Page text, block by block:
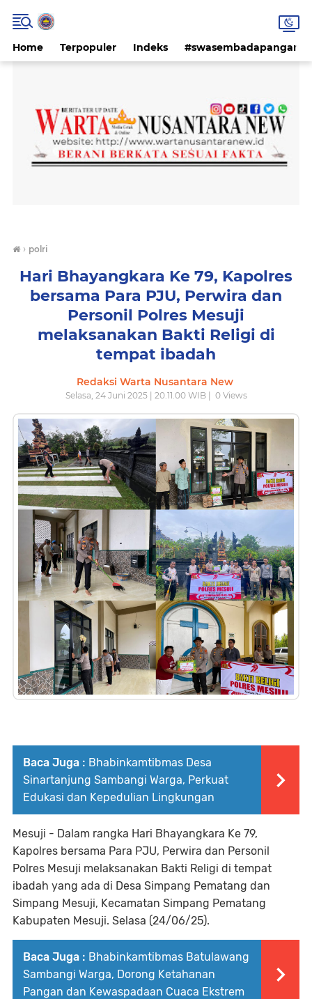
Home Terpopuler Indeks #swasembadapangan
› polri
Hari Bhayangkara Ke 79, Kapolres
bersama Para PJU, Perwira dan
Personil Polres Mesuji
melaksanakan Bakti Religi di
tempat ibadah
Redaksi Warta Nusantara New
Selasa, 24 Juni 2025 | 20.11.00 WIB | 0Views
Baca Juga : Bhabinkamtibmas Desa
Sinartanjung Sambangi Warga, Perkuat
Edukasi dan Kepedulian Lingkungan
Mesuji - Dalam rangka Hari Bhayangkara Ke 79,
Kapolres bersama Para PJU, Perwira dan Personil
Polres Mesuji melaksanakan Bakti Religi di tempat
ibadah yang ada di Desa Simpang Pematang dan
Simpang Mesuji, Kecamatan Simpang Pematang
Kabupaten Mesuji. Selasa (24/06/25).
Baca Juga : Bhabinkamtibmas Batulawang
Sambangi Warga, Dorong Ketahanan
Pangan dan Kewaspadaan Cuaca Ekstrem